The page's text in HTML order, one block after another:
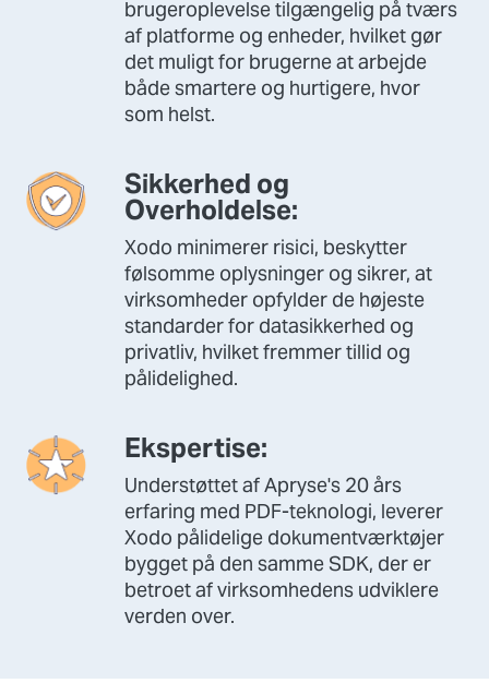
brugeroplevelse tilgængelig på tværs
af platforme og enheder, hvilket gør
det muligt for brugerne at arbejde
både smartere og hurtigere, hvor
som helst.
Sikkerhed og
Overholdelse:
Xodo minimerer risici, beskytter
følsomme oplysninger og sikrer, at
virksomheder opfylder de højeste
standarder for datasikkerhed og
privatliv, hvilket fremmer tillid og
pålidelighed.
Ekspertise:
Understøttet af Apryse's 20 års
erfaring med PDF-teknologi, leverer
Xodo pålidelige dokumentværktøjer
bygget på den samme SDK, der er
betroet af virksomhedens udviklere
verden over.